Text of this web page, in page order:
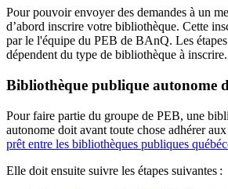
Pour pouvoir envoyer des demandes à un
d’abord inscrire votre bibliothèque. Cette
par le l'équipe du PEB de BAnQ. Les
dépendent du type de bibliothèque à inscrire.
Bibliothèque publique autonome
Pour faire partie du groupe de PEB, une
autonome doit avant toute chose adhérer
prêt entre les bibliothèques publiques
Elle doit ensuite suivre les étapes suivantes :